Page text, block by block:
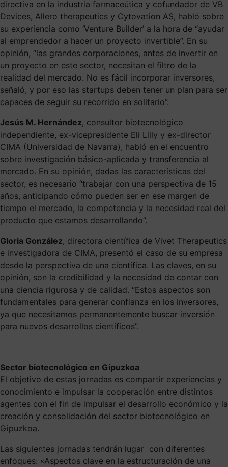
directiva en la industria farmaceútica y cofundador de VB
Devices, Allero therapeutics y Cytovation AS, habló sobre
su experiencia como ‘Venture Builder’ a la hora de “ayudar
al emprendedor a hacer un proyecto invertible”. En su
opinión, “las grandes corporaciones, antes de invertir en
un proyecto en este sector, necesitan el filtro de la
realidad del mercado. No es fácil incorporar inversores,
señaló, y por eso las startups deben tener un plan para ser
capaces de seguir su recorrido en solitario”.
Jesús M. Hernández, consultor biotecnológico
independiente, ex-vicepresidente Eli Lilly y ex-director
CIMA (Universidad de Navarra), habló en el encuentro
sobre investigación básico-aplicada y transferencia al
mercado. En su opinión, dadas las características del
sector, es necesario “trabajar con una perspectiva de 15
años, anticipando cómo pueden ser en ese margen de
tiempo el mercado, la competencia y la necesidad real del
producto que estamos desarrollando”.
Gloria González, directora científica de Vivet Therapeutics
e investigadora de CIMA, presentó el caso de su empresa
desde la perspectiva de una científica. Las claves, en su
opinión, son la credibilidad y la necesidad de contar con
una ciencia rigurosa y de calidad. “Estos aspectos son
fundamentales para generar confianza en los inversores,
ya que necesitamos permanentemente buscar inversión
para nuevos desarrollos científicos”.
Sector biotecnológico en Gipuzkoa
El objetivo de estas jornadas es compartir experiencias y
conocimiento e impulsar la cooperación entre distintos
agentes con el fin de impulsar el desarrollo económico y la
creación y consolidación del sector biotecnológico en
Gipuzkoa.
Las siguientes jornadas tendrán lugar con diferentes
enfoques: «Aspectos clave en la estructuración de una